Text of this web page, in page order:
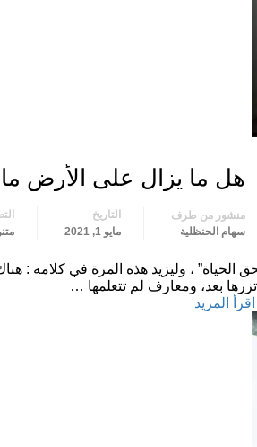
هل ما يزال على الأرض
منشور من طرف
سهام الحنظلية
التاريخ
مايو 1, 2021
، وليزيد هذه المرة في كلامه :
بعد، ومعارف لم تتعلمها …
اقرأ المزيد